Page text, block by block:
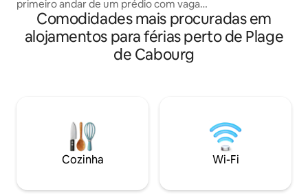
primeiro andar de um prédio com vaga
de estacionamento privativa. O
apartamento, totalmente reformado
em 2020, inclui uma sala de estar (cama
conversível 140 x 190), uma cozinha
cama de casal (140 x 200) equipado com
uma janela com vista para o mar.
Banheiro independente com chuveiro e
vaso sanitário
DUAS casas de
para dois casais,
e Thalasso a
modernidade
confortável e
Comodidades mais procuradas em
alojamentos para férias perto de Plage
de Cabourg
Cozinha Wi-Fi